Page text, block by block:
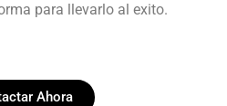
para llevarlo al exito.
Ahora